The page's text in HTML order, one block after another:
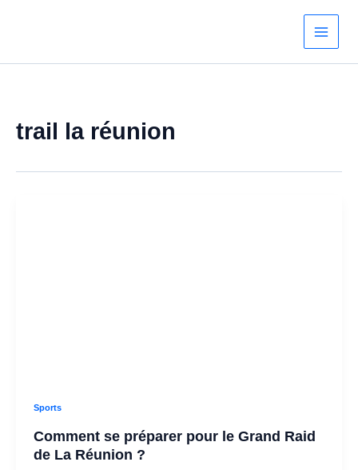
trail la réunion
Sports
Comment se préparer pour le Grand Raid
de La Réunion ?